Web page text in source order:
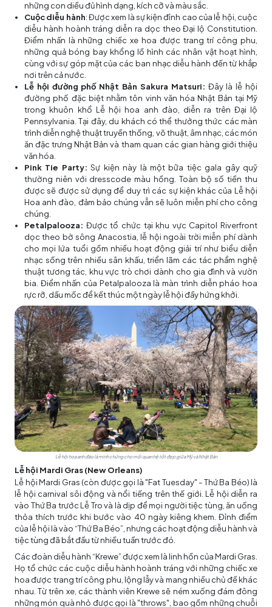
những con diều đủ hình dạng, kích cỡ và màu sắc.
Cuộc diễu hành: Được xem là sự kiện đỉnh cao của lễ hội, cuộc
diễu hành hoành tráng diễn ra dọc theo Đại lộ Constitution.
Điểm nhấn là những chiếc xe hoa được trang trí công phu,
những quả bóng bay khổng lồ hình các nhân vật hoạt hình,
cùng với sự góp mặt của các ban nhạc diễu hành đến từ khắp
nơi trên cả nước.
Lễ hội đường phố Nhật Bản Sakura Matsuri: Đây là lễ hội
đường phố đặc biệt nhằm tôn vinh văn hóa Nhật Bản tại Mỹ
trong khuôn khổ Lễ hội hoa anh đào, diễn ra trên Đại lộ
Pennsylvania. Tại đây, du khách có thể thưởng thức các màn
trình diễn nghệ thuật truyền thống, võ thuật, âm nhạc, các món
ăn đặc trưng Nhật Bản và tham quan các gian hàng giới thiệu
văn hóa.
Pink Tie Party: Sự kiện này là một bữa tiệc gala gây quỹ
thường niên với dresscode màu hồng. Toàn bộ số tiền thu
được sẽ được sử dụng để duy trì các sự kiện khác của Lễ hội
Hoa anh đào, đảm bảo chúng vẫn sẽ luôn miễn phí cho công
chúng.
Petalpalooza: Được tổ chức tại khu vực Capitol Riverfront
dọc theo bờ sông Anacostia, lễ hội ngoài trời miễn phí dành
cho mọi lứa tuổi gồm nhiều hoạt động giải trí như biểu diễn
nhạc sống trên nhiều sân khấu, triển lãm các tác phẩm nghệ
thuật tương tác, khu vực trò chơi dành cho gia đình và vườn
bia. Điểm nhấn của Petalpalooza là màn trình diễn pháo hoa
rực rỡ, dấu mốc để kết thúc một ngày lễ hội đầy hứng khởi.
Lễ hội hoa anh đào là minh chứng cho mối quan hệ tốt đẹp giữa Mỹ và Nhật Bản
Lễ hội Mardi Gras (New Orleans)
Lễ hội Mardi Gras (còn được gọi là "Fat Tuesday" - Thứ Ba Béo) là
lễ hội carnival sôi động và nổi tiếng trên thế giới. Lễ hội diễn ra
vào Thứ Ba trước Lễ Tro và là dịp để mọi người tiệc tùng, ăn uống
thỏa thích trước khi bước vào 40 ngày kiêng khem. Đỉnh điểm
của lễ hội là vào “Thứ Ba Béo”, nhưng các hoạt động diễu hành và
tiệc tùng đã bắt đầu từ nhiều tuần trước đó.
Các đoàn diễu hành “Krewe” được xem là linh hồn của Mardi Gras.
Họ tổ chức các cuộc diễu hành hoành tráng với những chiếc xe
hoa được trang trí công phu, lộng lẫy và mang nhiều chủ đề khác
nhau. Từ trên xe, các thành viên Krewe sẽ ném xuống đám đông
những món quà nhỏ được gọi là "throws", bao gồm những chuỗi